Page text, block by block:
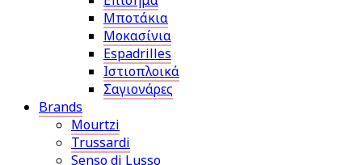
Μποτάκια
Μοκασίνια
Espadrilles
Ιστιοπλοικά
Σαγιονάρες
Brands
Mourtzi
Trussardi
Senso di Lusso